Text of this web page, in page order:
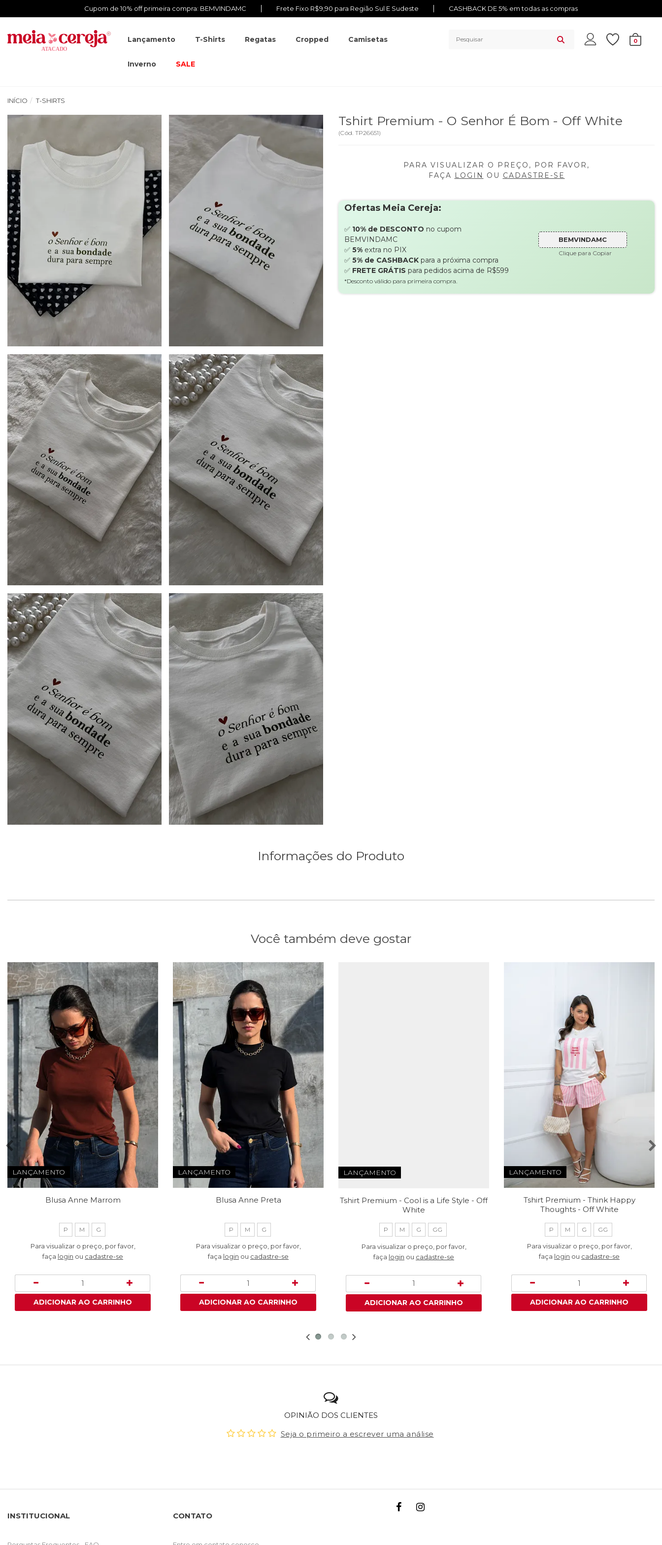
Cupom de 10% off primeira compra: BEMVINDAMC Frete Fixo R$9,90 para Região Sul E Sudeste CASHBACK DE 5% em todas as compras
Lançamento T-Shirts Regatas Cropped Camisetas
Inverno SALE
0
INÍCIO T-SHIRTS
Tshirt Premium - O Senhor É Bom - Off White
(Cód. TP26651)
PARA VISUALIZAR O PREÇO, POR FAVOR,
FAÇA LOGIN OU CADASTRE-SE
Ofertas Meia Cereja:
✅ 10% de DESCONTO no cupom
BEMVINDAMC
✅ 5% extra no PIX
✅ 5% de CASHBACK para a próxima compra
✅ FRETE GRÁTIS para pedidos acima de R$599
*Desconto válido para primeira compra.
BEMVINDAMC
Clique para Copiar
Informações do Produto
Você também deve gostar
LANÇAMENTO
Blusa Anne Marrom
P M G
Para visualizar o preço, por favor,
faça login ou cadastre-se
ADICIONAR AO CARRINHO
LANÇAMENTO
Blusa Anne Preta
P M G
Para visualizar o preço, por favor,
faça login ou cadastre-se
ADICIONAR AO CARRINHO
LANÇAMENTO
Tshirt Premium - Cool is a Life Style - Off
White
P M G GG
Para visualizar o preço, por favor,
faça login ou cadastre-se
ADICIONAR AO CARRINHO
LANÇAMENTO
Tshirt Premium - Think Happy
Thoughts - Off White
P M G GG
Para visualizar o preço, por favor,
faça login ou cadastre-se
ADICIONAR AO CARRINHO
OPINIÃO DOS CLIENTES
Seja o primeiro a escrever uma análise
INSTITUCIONAL CONTATO